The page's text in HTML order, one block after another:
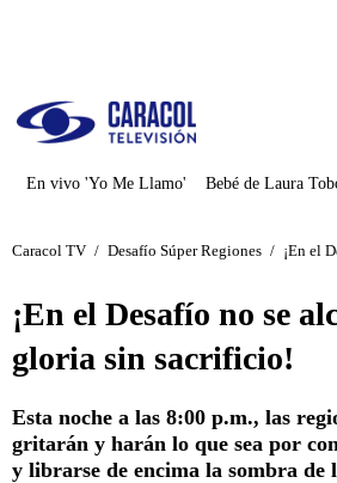
En vivo 'Yo Me Llamo' Bebé de Laura
Caracol TV / Desafío Súper Regiones / ¡En el
¡En el Desafío no se
gloria sin sacrificio!
Esta noche a las 8:00 p.m., las
gritarán y harán lo que sea por
y librarse de encima la sombra de